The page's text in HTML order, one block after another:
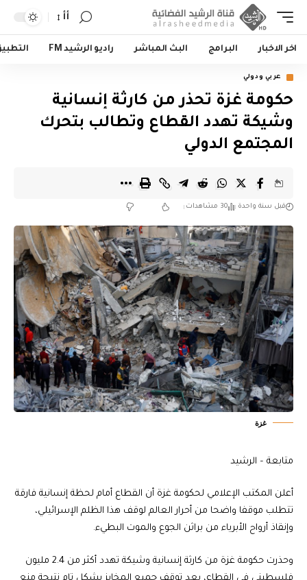
أأ
اخر الاخبار البرامج البث المباشر راديو الرشيد FM
عربي ودولي
حكومة غزة تحذر من كارثة إنسانية
وشيكة تهدد القطاع وتطالب بتحرك
المجتمع الدولي
قبل سنة واحدة 30 مشاهدات
غزة
متابعة – الرشيد
أعلن المكتب الإعلامي لحكومة غزة أن القطاع أمام لحظة إنسانية فارقة
تتطلب موقفا واضحا من أحرار العالم لوقف هذا الظلم الإسرائيلي،
وإنقاذ أرواح الأبرياء من براثن الجوع والموت البطيء.
وحذرت حكومة غزة من كارثة إنسانية وشيكة تهدد أكثر من 2.4 مليون